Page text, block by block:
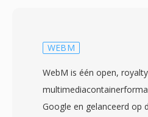
WEBM
WebM is één open,
Google en gelanceerd op